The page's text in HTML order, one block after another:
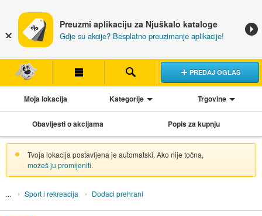
Preuzmi aplikaciju za Njuškalo kataloge
Gdje su akcije? Besplatno preuzimanje aplikacije!
PREDAJ OGLAS
Moja lokacija Kategorije Trgovine
Obavijesti o akcijama Popis za kupnju
Tvoja lokacija postavljena je automatski. Ako nije točna,
možeš ju promijeniti.
Sport i rekreacija Dodaci prehrani